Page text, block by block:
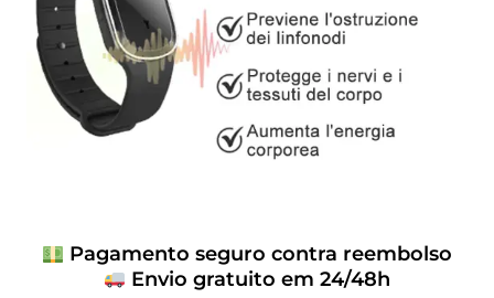
Pagamento seguro contra reembolso
Envio gratuito em 24/48h